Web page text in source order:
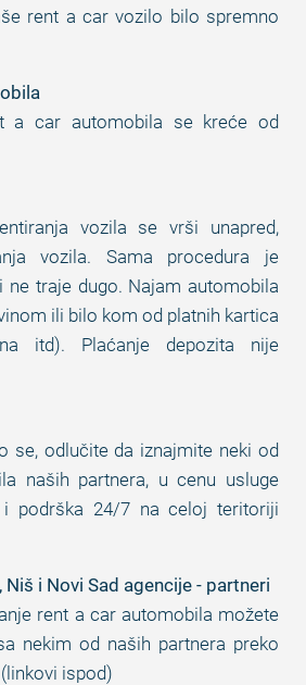
rent a car vozilo bilo spremno
a car automobila se kreće od
vozila se vrši unapred,
vozila. Sama procedura je
ne traje dugo. Najam automobila
ili bilo kom od platnih kartica
itd). Plaćanje depozita nije
se, odlučite da iznajmite neki od
naših partnera, u cenu usluge
podrška 24/7 na celoj teritoriji
Niš i Novi Sad agencije - partneri
rent a car automobila možete
nekim od naših partnera preko
ispod)